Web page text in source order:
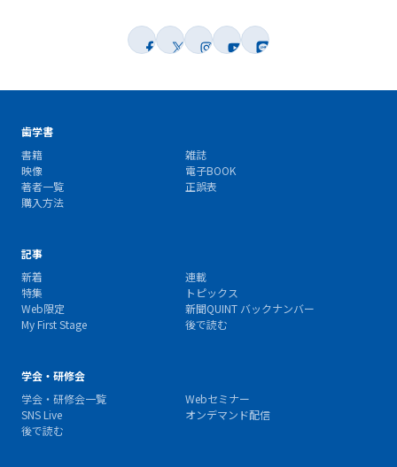
歯学書
書籍
雑誌
映像
電子BOOK
著者一覧
正誤表
購入方法
記事
新着
連載
特集
トピックス
Web限定
新聞QUINT バックナンバー
My First Stage
後で読む
学会・研修会
学会・研修会一覧
Webセミナー
SNS Live
オンデマンド配信
後で読む